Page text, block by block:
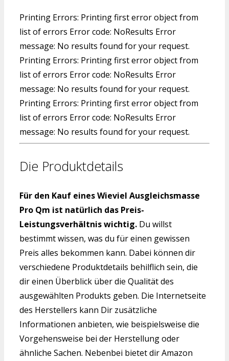
Printing Errors: Printing first error object from
list of errors Error code: NoResults Error
message: No results found for your request.
Printing Errors: Printing first error object from
list of errors Error code: NoResults Error
message: No results found for your request.
Printing Errors: Printing first error object from
list of errors Error code: NoResults Error
message: No results found for your request.
Die Produktdetails
Für den Kauf eines Wieviel Ausgleichsmasse
Pro Qm ist natürlich das Preis-
Leistungsverhältnis wichtig. Du willst
bestimmt wissen, was du für einen gewissen
Preis alles bekommen kann. Dabei können dir
verschiedene Produktdetails behilflich sein, die
dir einen Überblick über die Qualität des
ausgewählten Produkts geben. Die Internetseite
des Herstellers kann Dir zusätzliche
Informationen anbieten, wie beispielsweise die
Vorgehensweise bei der Herstellung oder
ähnliche Sachen. Nebenbei bietet dir Amazon